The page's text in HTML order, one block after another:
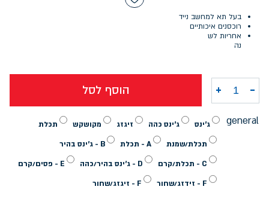
בעל תא למחשב נייד
רוכסנים איכותיים
אחריות לש
נה
general ג'ינס ג'ינס כהה זיגזג מקושקש תכלת
תכלת/שמנת A - תכלת B - ג'ינס בהיר
C - תכלת/קרם D - ג'ינס בהיר/כהה E - פסים/קרם
F - זידזג/שחור F - זיגזג/שחור
- כמות של תיק אופנה דבי זיגזג אקספלור
+ הוסף לסל